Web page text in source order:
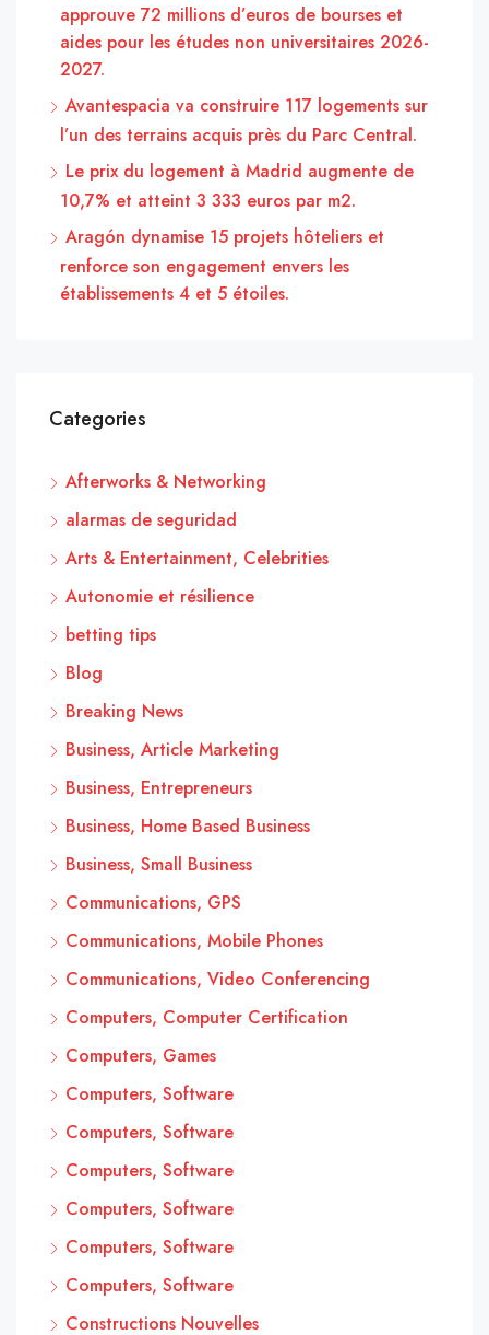
approuve 72 millions d’euros de bourses et
aides pour les études non universitaires 2026-
2027.
Avantespacia va construire 117 logements sur
l’un des terrains acquis près du Parc Central.
Le prix du logement à Madrid augmente de
10,7% et atteint 3 333 euros par m2.
Aragón dynamise 15 projets hôteliers et
renforce son engagement envers les
établissements 4 et 5 étoiles.
Categories
Afterworks & Networking
alarmas de seguridad
Arts & Entertainment, Celebrities
Autonomie et résilience
betting tips
Blog
Breaking News
Business, Article Marketing
Business, Entrepreneurs
Business, Home Based Business
Business, Small Business
Communications, GPS
Communications, Mobile Phones
Communications, Video Conferencing
Computers, Computer Certification
Computers, Games
Computers, Software
Computers, Software
Computers, Software
Computers, Software
Computers, Software
Computers, Software
Constructions Nouvelles